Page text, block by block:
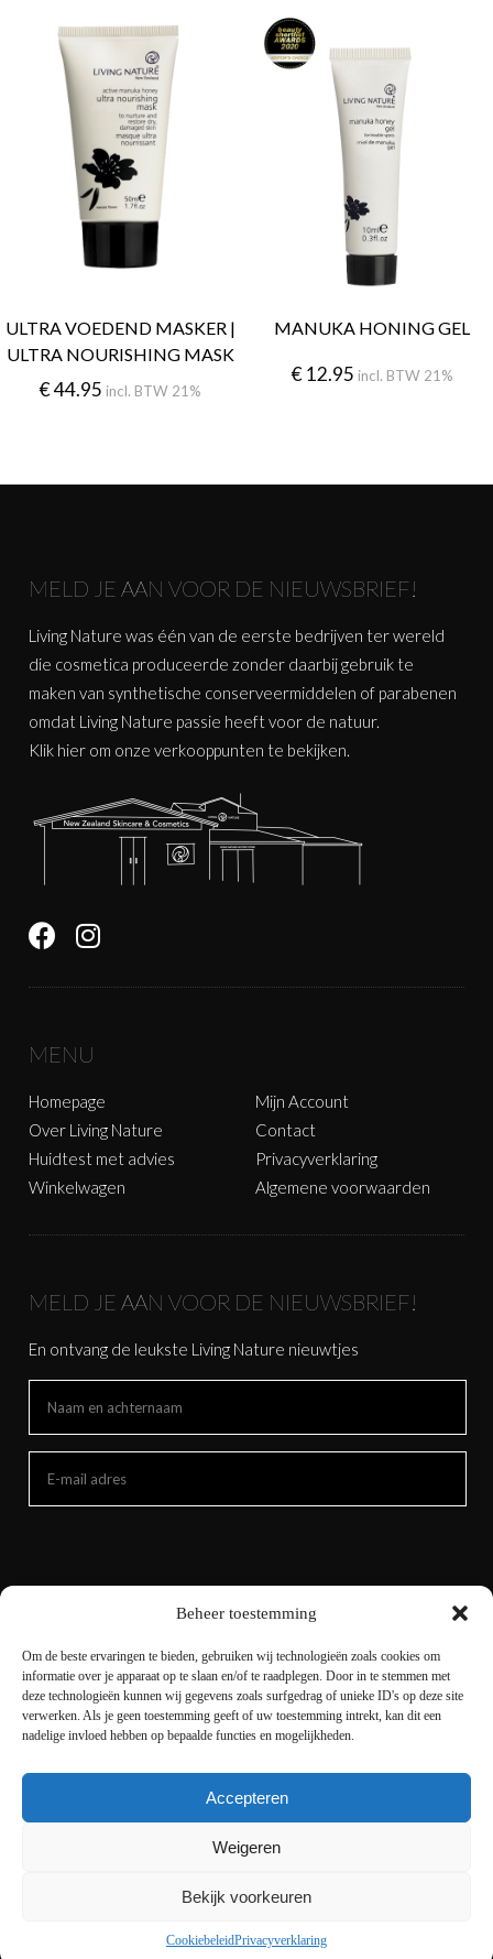
Beheer toestemming
Om de beste ervaringen te bieden, gebruiken wij technologieën zoals cookies om
informatie over je apparaat op te slaan en/of te raadplegen. Door in te stemmen met
deze technologieën kunnen wij gegevens zoals surfgedrag of unieke ID's op deze site
verwerken. Als je geen toestemming geeft of uw toestemming intrekt, kan dit een
nadelige invloed hebben op bepaalde functies en mogelijkheden.
Accepteren
Weigeren
Bekijk voorkeuren
CookiebeleidPrivacyverklaring
ULTRA VOEDEND MASKER |
ULTRA NOURISHING MASK
€44.95 incl. BTW 21%
MANUKA HONING GEL
€12.95 incl. BTW 21%
MELD JE AAN VOOR DE NIEUWSBRIEF!
Living Nature was één van de eerste bedrijven ter wereld
die cosmetica produceerde zonder daarbij gebruik te
maken van synthetische conserveermiddelen of parabenen
omdat Living Nature passie heeft voor de natuur.
Klik hier om onze verkooppunten te bekijken.
MENU
Homepage
Over Living Nature
Huidtest met advies
Winkelwagen
Mijn Account
Contact
Privacyverklaring
Algemene voorwaarden
MELD JE AAN VOOR DE NIEUWSBRIEF!
En ontvang de leukste Living Nature nieuwtjes
Copyright © 2021 livingnature.nl | Alle rechten